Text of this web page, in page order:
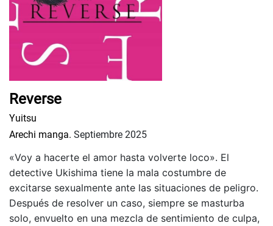
Reverse
Yuitsu
Arechi manga. Septiembre 2025
«Voy a hacerte el amor hasta volverte loco». El
detective Ukishima tiene la mala costumbre de
excitarse sexualmente ante las situaciones de peligro.
Después de resolver un caso, siempre se masturba
solo, envuelto en una mezcla de sentimiento de culpa,